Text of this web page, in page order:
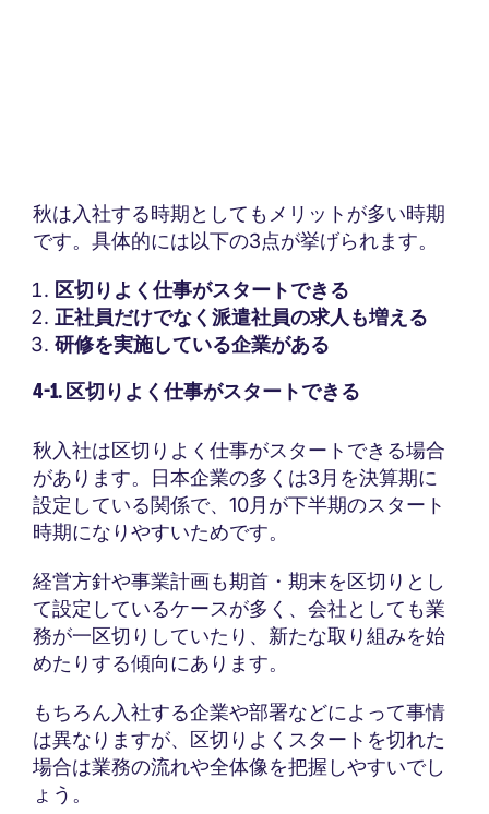
秋は入社する時期としてもメリットが多い時期
です。具体的には以下の3点が挙げられます。
区切りよく仕事がスタートできる
正社員だけでなく派遣社員の求人も増える
研修を実施している企業がある
4-1. 区切りよく仕事がスタートできる
秋入社は区切りよく仕事がスタートできる場合
があります。日本企業の多くは3月を決算期に
設定している関係で、10月が下半期のスタート
時期になりやすいためです。
経営方針や事業計画も期首・期末を区切りとし
て設定しているケースが多く、会社としても業
務が一区切りしていたり、新たな取り組みを始
めたりする傾向にあります。
もちろん入社する企業や部署などによって事情
は異なりますが、区切りよくスタートを切れた
場合は業務の流れや全体像を把握しやすいでし
ょう。